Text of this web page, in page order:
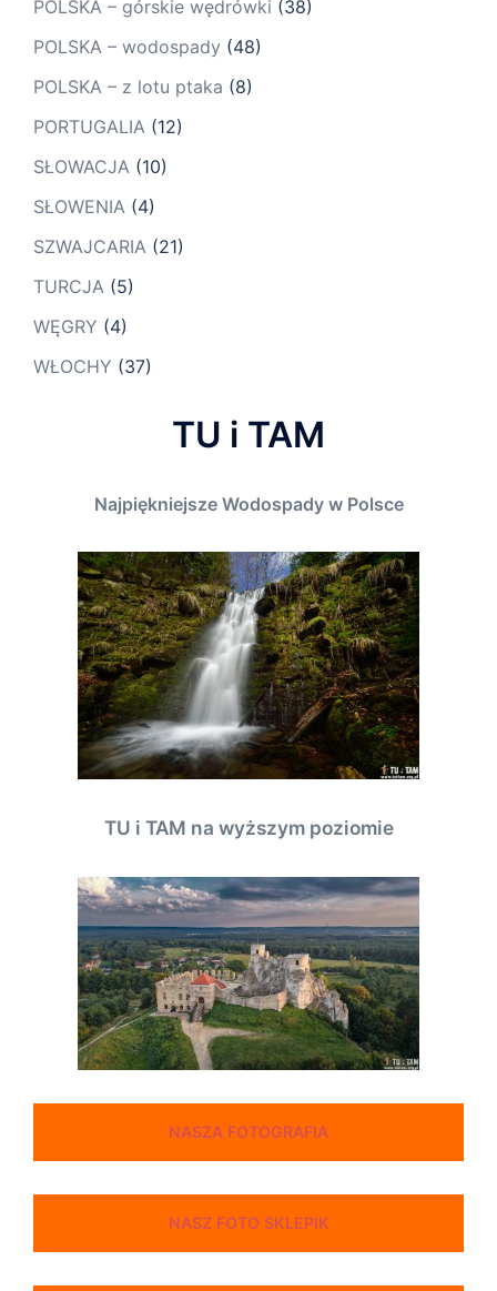
POLSKA – górskie wędrówki (38)
POLSKA – wodospady (48)
POLSKA – z lotu ptaka (8)
PORTUGALIA (12)
SŁOWACJA (10)
SŁOWENIA (4)
SZWAJCARIA (21)
TURCJA (5)
WĘGRY (4)
WŁOCHY (37)
TU i TAM
Najpiękniejsze Wodospady w Polsce
TU i TAM na wyższym poziomie
NASZA FOTOGRAFIA
NASZ FOTO SKLEPIK